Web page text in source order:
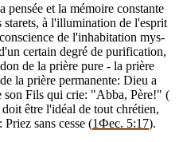
et la mémoire constante
sta­rets, à l'illu­mi­na­tion de l'es­prit
de l'in­ha­bi­ta­tion mys­
cer­tain degré de puri­fi­ca­tion,
de la prière pure - la prière
la prière per­ma­nente: Dieu a
son Fils qui crie: "Abba, Père!" (
être l'idéal de tout chré­tien,
sans cesse (1Фес. 5:17).